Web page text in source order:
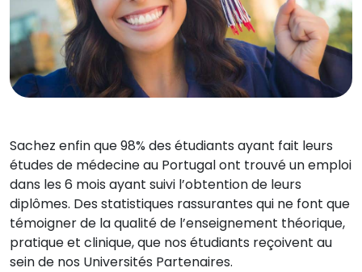
Sachez enfin que 98% des étudiants ayant fait leurs
études de médecine au Portugal ont trouvé un emploi
dans les 6 mois ayant suivi l’obtention de leurs
diplômes. Des statistiques rassurantes qui ne font que
témoigner de la qualité de l’enseignement théorique,
pratique et clinique, que nos étudiants reçoivent au
sein de nos Universités Partenaires.